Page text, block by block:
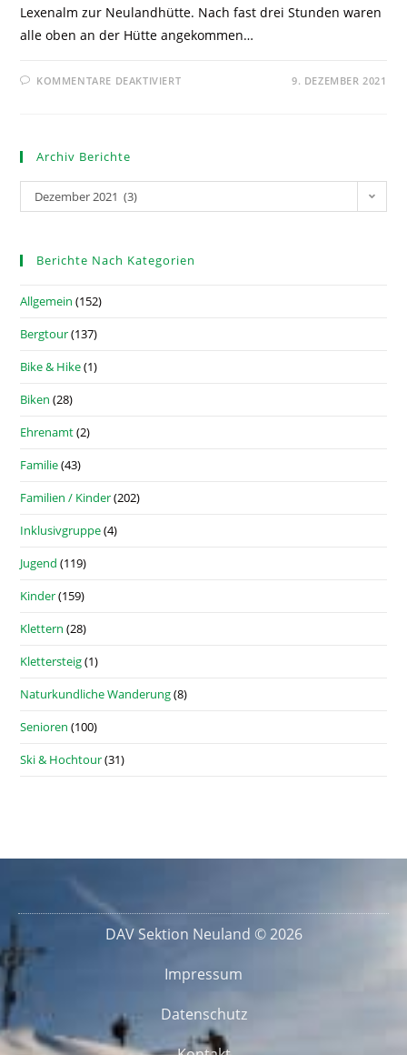
Lexenalm zur Neulandhütte. Nach fast drei Stunden waren
alle oben an der Hütte angekommen…
KOMMENTARE DEAKTIVIERT 9. DEZEMBER 2021
Archiv Berichte
Dezember 2021 (3)
Berichte Nach Kategorien
Allgemein (152)
Bergtour(137)
Bike & Hike(1)
Biken (28)
Ehrenamt(2)
Familie(43)
Familien / Kinder(202)
Inklusivgruppe(4)
Jugend (119)
Kinder(159)
Klettern (28)
Klettersteig(1)
Naturkundliche Wanderung(8)
Senioren (100)
Ski & Hochtour(31)
DAV Sektion Neuland © 2026
Impressum
Datenschutz